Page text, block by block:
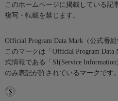
このホームページに掲載している記
複写・転載を禁じます。
Official Program Data Mark（公式番組
このマークは「Official Program
式情報である「SI(Service
のみ表記が許されているマークです。